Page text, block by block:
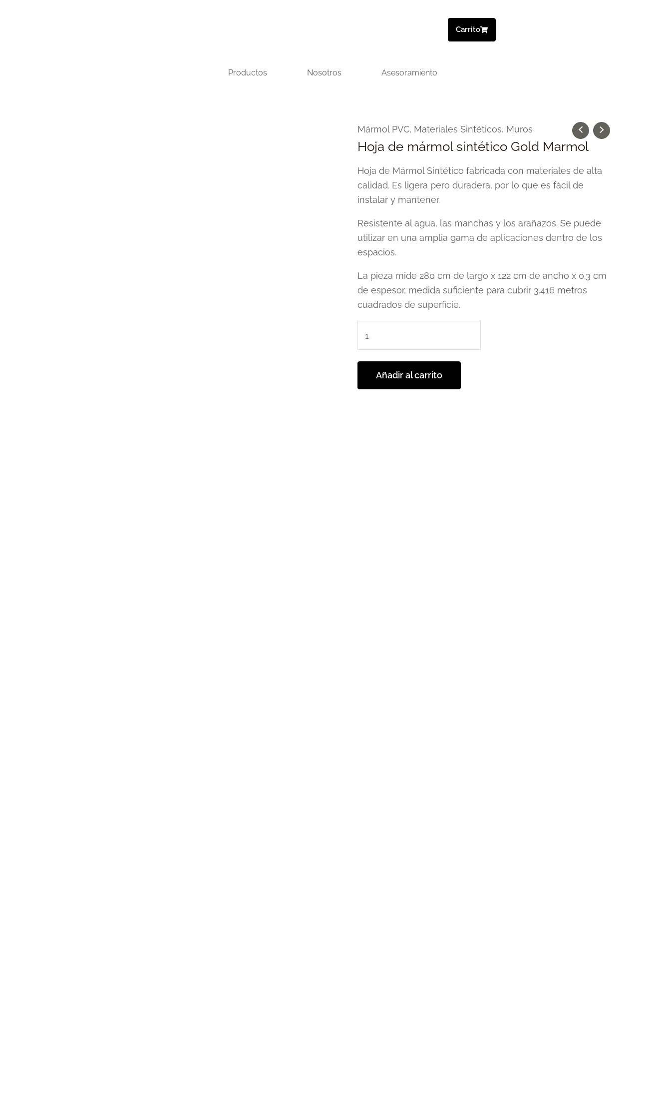
Carrito
Productos Nosotros Asesoramiento
Mármol PVC, Materiales Sintéticos, Muros
Hoja de mármol sintético Gold Marmol
Hoja de Mármol Sintético fabricada con materiales de alta
calidad. Es ligera pero duradera, por lo que es fácil de
instalar y mantener.
Resistente al agua, las manchas y los arañazos. Se puede
utilizar en una amplia gama de aplicaciones dentro de los
espacios.
La pieza mide 280 cm de largo x 122 cm de ancho x 0.3 cm
de espesor, medida suficiente para cubrir 3.416 metros
cuadrados de superficie.
Hoja
de
sintético
Gold
Marmol
Añadir al carrito